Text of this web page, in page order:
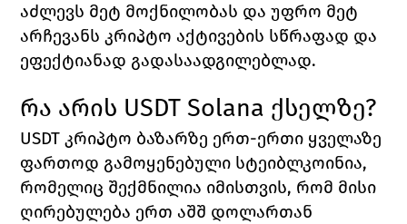
აძლევს მეტ მოქნილობას და უფრო მეტ
არჩევანს კრიპტო აქტივების სწრაფად და
ეფექტიანად გადასაადგილებლად.
რა არის USDT Solana ქსელზე?
USDT კრიპტო ბაზარზე ერთ-ერთი ყველაზე
ფართოდ გამოყენებული სტეიბლკოინია,
რომელიც შექმნილია იმისთვის, რომ მისი
ღირებულება ერთ აშშ დოლართან